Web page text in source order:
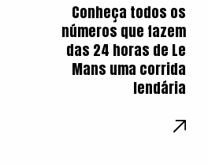
Conheça todos os
números que fazem
das 24 horas de Le
Mans uma corrida
lendária